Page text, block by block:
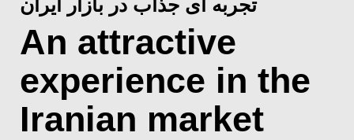
تجربه ای جذاب در بازار ایران
An attractive
experience in the
Iranian market